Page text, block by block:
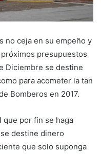
no ceja en su empeño y
presupuestos
Diciembre se destine
para acometer la tan
Bomberos en 2017.
que por fin se haga
destine dinero
que solo suponga